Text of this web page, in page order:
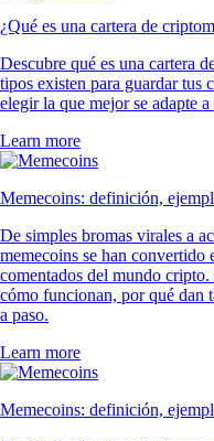
¿Qué es una cartera de
Descubre qué es una cartera
tipos existen para guardar tus
elegir la que mejor se adapte a
Learn more
Memecoins: definición,
De simples bromas virales a
memecoins se han convertido
comentados del mundo
cómo funcionan, por qué dan
a paso.
Learn more
Memecoins: definición,